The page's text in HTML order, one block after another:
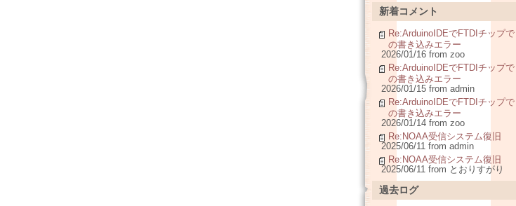
新着コメント
Re:ArduinoIDEでFTDIチップで
の書き込みエラー
2026/01/16 from zoo
Re:ArduinoIDEでFTDIチップで
の書き込みエラー
2026/01/15 from admin
Re:ArduinoIDEでFTDIチップで
の書き込みエラー
2026/01/14 from zoo
Re:NOAA受信システム復旧
2025/06/11 from admin
Re:NOAA受信システム復旧
2025/06/11 from とおりすがり
過去ログ